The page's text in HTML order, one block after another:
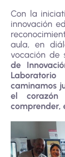
Con la
innovación
aula, en
vocación de
de
caminamos
el
comprender,